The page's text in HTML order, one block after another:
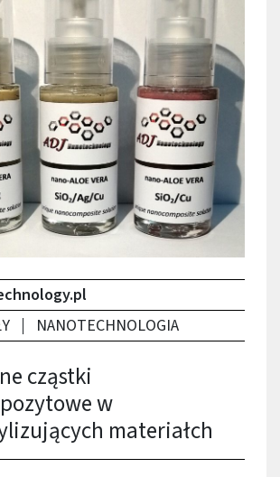
NANOTECHNOLOGIA
cząstki
w
materiałch